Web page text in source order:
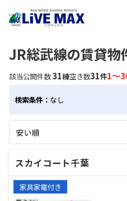
JR総武線の賃貸物
該当公開件数31棟空き数31件1～
検索条件： なし
スカイコート千葉
家具家電付き